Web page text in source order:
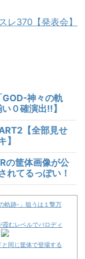
レ370【発表会】
神々の軌
０確演出!!】
【全部見せ
】
の筐体画像が公
れてるっぽい！
軌跡-」狙うは１撃万
むレベルでパロディ
同じ筐体で登場する